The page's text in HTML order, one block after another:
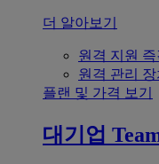
더 알아보기
원격 지원
원격 관리
플랜 및 가격 보기
대기업